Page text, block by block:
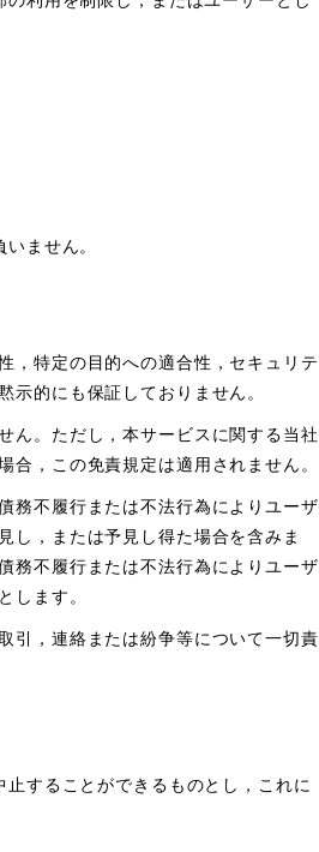
ません。
，特定の目的への適合性，セキュリテ
示的にも保証しておりません。
ん。ただし，本サービスに関する当社
，この免責規定は適用されません。
務不履行または不法行為によりユーザ
し，または予見し得た場合を含みま
務不履行または不法行為によりユーザ
します。
引，連絡または紛争等について一切責
することができるものとし，これに